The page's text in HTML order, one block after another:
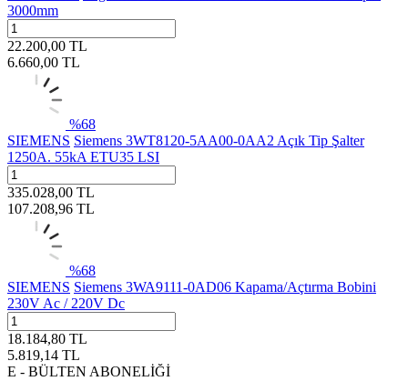
3000mm
22.200,00 TL
6.660,00 TL
%68
SIEMENS Siemens 3WT8120-5AA00-0AA2 Açık Tip Şalter
1250A. 55kA ETU35 LSI
335.028,00 TL
107.208,96 TL
%68
SIEMENS Siemens 3WA9111-0AD06 Kapama/Açtırma Bobini
230V Ac / 220V Dc
18.184,80 TL
5.819,14 TL
E - BÜLTEN ABONELİĞİ